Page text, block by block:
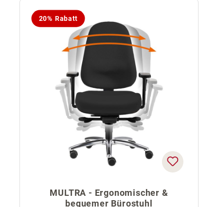
20% Rabatt
MULTRA - Ergonomischer &
bequemer Bürostuhl